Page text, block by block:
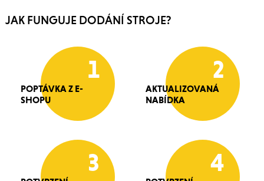
JAK FUNGUJE DODÁNÍ STROJE?
1
POPTÁVKA Z E-
SHOPU
2
AKTUALIZOVANÁ
NABÍDKA
3 4